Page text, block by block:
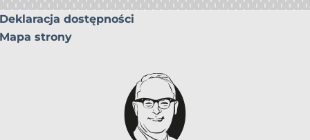
Deklaracja dostępności
Mapa strony